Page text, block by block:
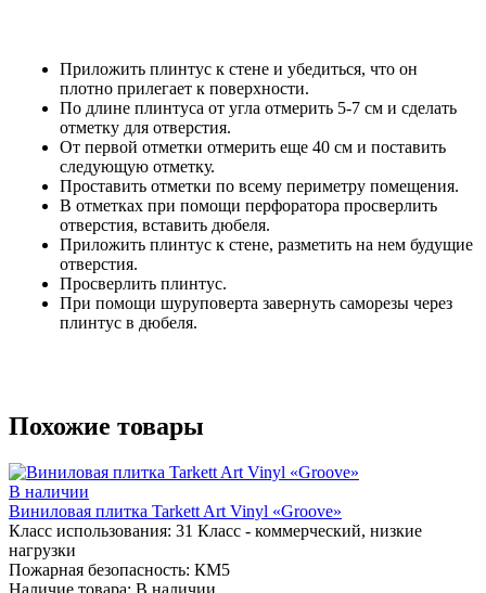
Приложить плинтус к стене и убедиться, что он
плотно прилегает к поверхности.
По длине плинтуса от угла отмерить 5-7 см и сделать
отметку для отверстия.
От первой отметки отмерить еще 40 см и поставить
следующую отметку.
Проставить отметки по всему периметру помещения.
В отметках при помощи перфоратора просверлить
отверстия, вставить дюбеля.
Приложить плинтус к стене, разметить на нем будущие
отверстия.
Просверлить плинтус.
При помощи шуруповерта завернуть саморезы через
плинтус в дюбеля.
Похожие товары
В наличии
Виниловая плитка Tarkett Art Vinyl «Groove»
Класс использования: 31 Класс - коммерческий, низкие
нагрузки
Пожарная безопасность: КМ5
Наличие товара: В наличии